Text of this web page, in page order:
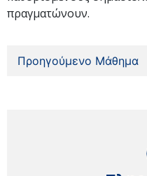
πραγματώνουν.
Προηγούμενο Μάθημα